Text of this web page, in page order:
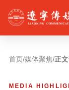
首页/媒体聚焦/正
MEDIA